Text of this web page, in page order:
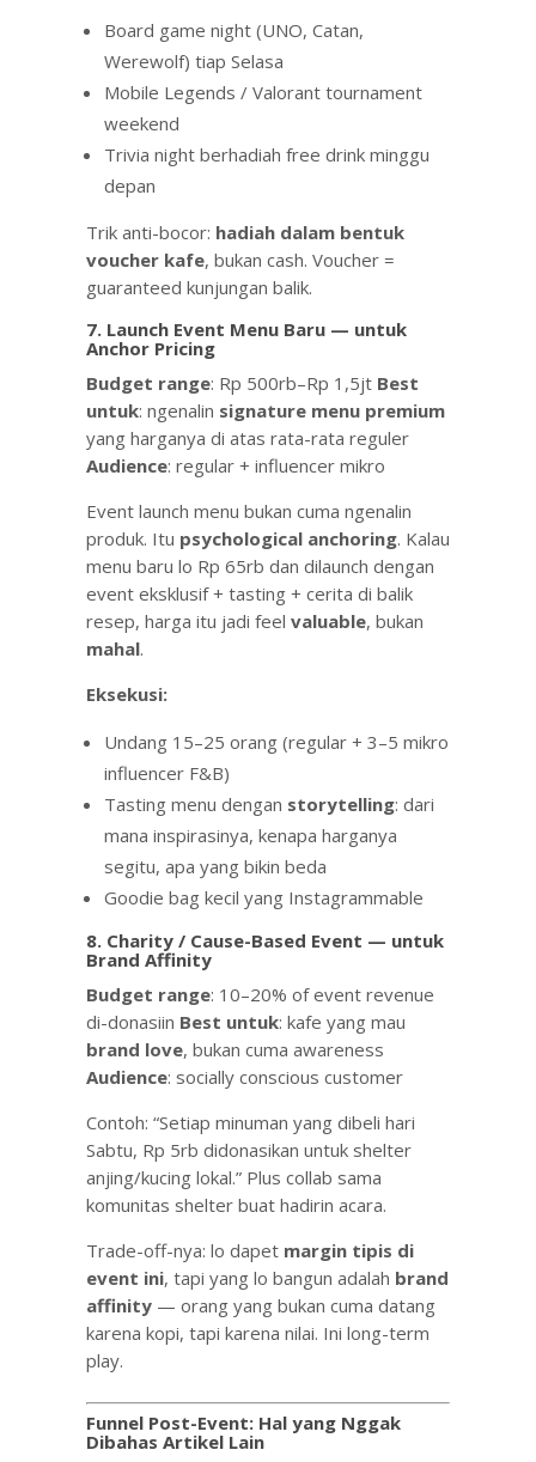
Board game night (UNO, Catan,
Werewolf) tiap Selasa
Mobile Legends / Valorant tournament
weekend
Trivia night berhadiah free drink minggu
depan
Trik anti-bocor: hadiah dalam bentuk
voucher kafe, bukan cash. Voucher =
guaranteed kunjungan balik.
7. Launch Event Menu Baru — untuk
Anchor Pricing
Budget range: Rp 500rb–Rp 1,5jt Best
untuk: ngenalin signature menu premium
yang harganya di atas rata-rata reguler
Audience: regular + influencer mikro
Event launch menu bukan cuma ngenalin
produk. Itu psychological anchoring. Kalau
menu baru lo Rp 65rb dan dilaunch dengan
event eksklusif + tasting + cerita di balik
resep, harga itu jadi feel valuable, bukan
mahal.
Eksekusi:
Undang 15–25 orang (regular + 3–5 mikro
influencer F&B)
Tasting menu dengan storytelling: dari
mana inspirasinya, kenapa harganya
segitu, apa yang bikin beda
Goodie bag kecil yang Instagrammable
8. Charity / Cause-Based Event — untuk
Brand Affinity
Budget range: 10–20% of event revenue
di-donasiin Best untuk: kafe yang mau
brand love, bukan cuma awareness
Audience: socially conscious customer
Contoh: “Setiap minuman yang dibeli hari
Sabtu, Rp 5rb didonasikan untuk shelter
anjing/kucing lokal.” Plus collab sama
komunitas shelter buat hadirin acara.
Trade-off-nya: lo dapet margin tipis di
event ini, tapi yang lo bangun adalah brand
affinity— orang yang bukan cuma datang
karena kopi, tapi karena nilai. Ini long-term
play.
Funnel Post-Event: Hal yang Nggak
Dibahas Artikel Lain